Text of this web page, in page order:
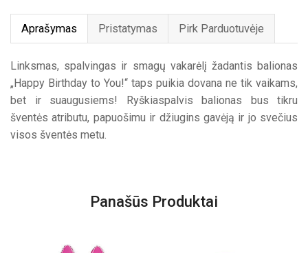
Aprašymas Pristatymas Pirk Parduotuvėje
Linksmas, spalvingas ir smagų vakarėlį žadantis balionas
„Happy Birthday to You!“ taps puikia dovana ne tik vaikams,
bet ir suaugusiems! Ryškiaspalvis balionas bus tikru
šventės atributu, papuošimu ir džiugins gavėją ir jo svečius
visos šventės metu.
Panašūs Produktai